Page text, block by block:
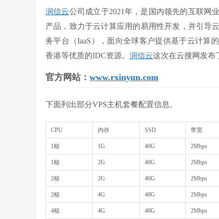
润信云公司成立于2021年，是国内领先的互联网
产品，致力于云计算应用的易用性开发，并引导
务平台（IaaS），面向全球客户提供基于云计算
香港等优质的IDC资源。 润信云这次在云搜网发布
官方网站： www.rxinyun.com
下面列出部分VPS主机套餐配置信息。
CPU 内存 SSD 带宽
1核 1G 40G 2Mbps
1核 2G 40G 2Mbps
2核 2G 40G 2Mbps
2核 4G 40G 2Mbps
4核 4G 40G 2Mbps